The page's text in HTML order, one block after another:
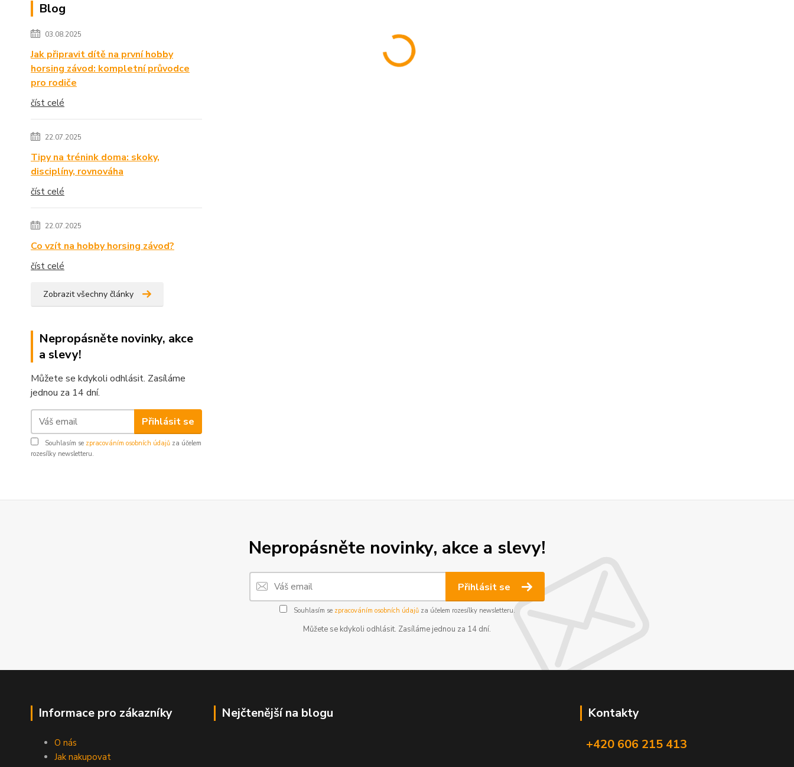
Blog
03.08.2025
Jak připravit dítě na první hobby
horsing závod: kompletní průvodce
pro rodiče
číst celé
22.07.2025
Tipy na trénink doma: skoky,
disciplíny, rovnováha
číst celé
22.07.2025
Co vzít na hobby horsing závod?
číst celé
Zobrazit všechny články
Nepropásněte novinky, akce
a slevy!
Můžete se kdykoli odhlásit. Zasíláme
jednou za 14 dní.
Přihlásit se
Souhlasím se zpracováním osobních údajů za účelem
rozesílky newsletteru.
Nepropásněte novinky, akce a slevy!
Přihlásit se
Souhlasím se zpracováním osobních údajůza účelem rozesílky newsletteru.
Můžete se kdykoli odhlásit. Zasíláme jednou za 14 dní.
Informace pro zákazníky
O nás
Jak nakupovat
Nejčtenější na blogu
Kontakty
+420 606 215 413